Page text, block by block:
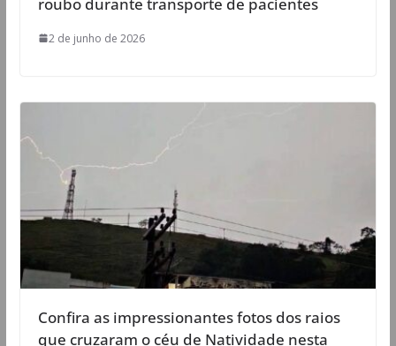
2 de junho de 2026
Confira as impressionantes fotos dos raios
que cruzaram o céu de Natividade nesta